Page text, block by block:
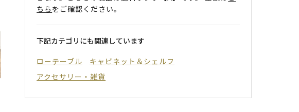
ちら をご確認ください。
下記カテゴリにも関連しています
ローテーブル
キャビネット＆シェルフ
アクセサリー・雑貨